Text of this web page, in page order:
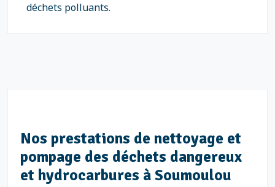
déchets polluants.
Nos prestations de nettoyage et
pompage des déchets dangereux
et hydrocarbures à Soumoulou